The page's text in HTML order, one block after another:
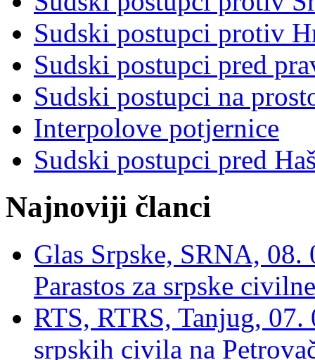
Sudski postupci protiv
Sudski postupci pred
Sudski postupci na
Interpolove potjernice
Sudski postupci pred
Najnoviji članci
Glas Srpske, SRNA,
Parastos za srpske
RTS, RTRS, Tanjug,
srpskih civila na